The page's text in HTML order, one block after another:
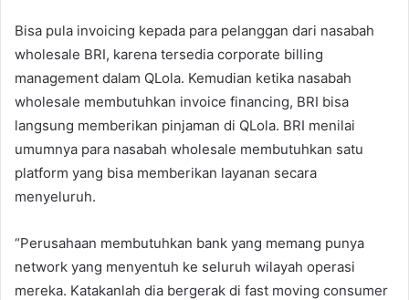
Bisa pula invoicing kepada para pelanggan dari nasabah
wholesale BRI, karena tersedia corporate billing
management dalam QLola. Kemudian ketika nasabah
wholesale membutuhkan invoice financing, BRI bisa
langsung memberikan pinjaman di QLola. BRI menilai
umumnya para nasabah wholesale membutuhkan satu
platform yang bisa memberikan layanan secara
menyeluruh.
“Perusahaan membutuhkan bank yang memang punya
network yang menyentuh ke seluruh wilayah operasi
mereka. Katakanlah dia bergerak di fast moving consumer